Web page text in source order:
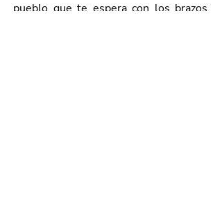
pueblo que te espera con los brazos